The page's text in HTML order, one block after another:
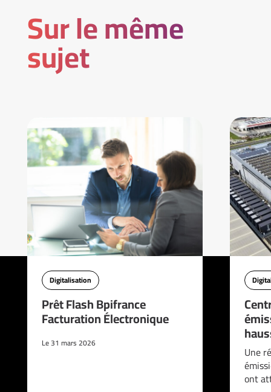
Sur le même
sujet
Digitalisation
Prêt Flash Bpifrance
Facturation Électronique
Le 31 mars 2026
Une
ont